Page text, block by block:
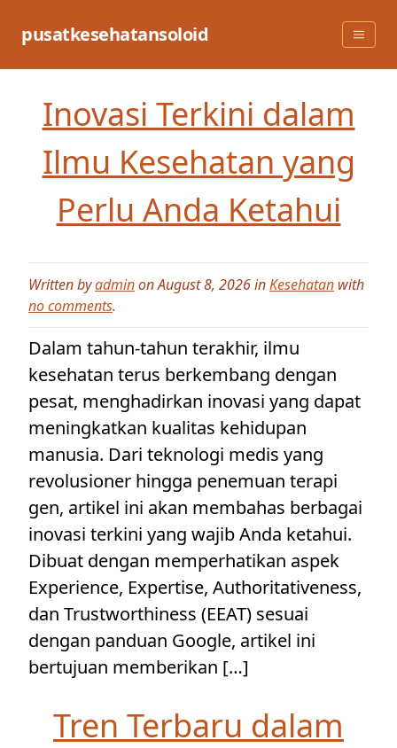
pusatkesehatansoloid
Inovasi Terkini dalam
Ilmu Kesehatan yang
Perlu Anda Ketahui
Written byadminon August 8, 2026 inKesehatan with
no comments.
Dalam tahun-tahun terakhir, ilmu
kesehatan terus berkembang dengan
pesat, menghadirkan inovasi yang dapat
meningkatkan kualitas kehidupan
manusia. Dari teknologi medis yang
revolusioner hingga penemuan terapi
gen, artikel ini akan membahas berbagai
inovasi terkini yang wajib Anda ketahui.
Dibuat dengan memperhatikan aspek
Experience, Expertise, Authoritativeness,
dan Trustworthiness (EEAT) sesuai
dengan panduan Google, artikel ini
bertujuan memberikan […]
Tren Terbaru dalam